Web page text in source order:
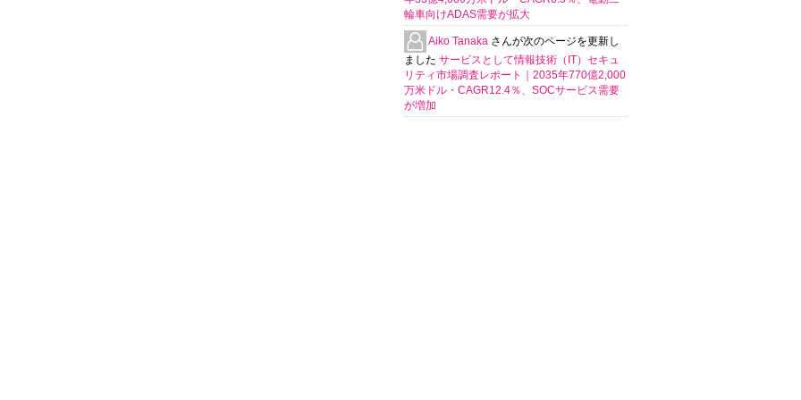
輪車向けADAS需要が拡大
Aiko Tanaka さんが次のページを更新し
ました サービスとして情報技術（IT）セキュ
リティ市場調査レポート｜2035年770億2,000
万米ドル・CAGR12.4％、SOCサービス需要
が増加